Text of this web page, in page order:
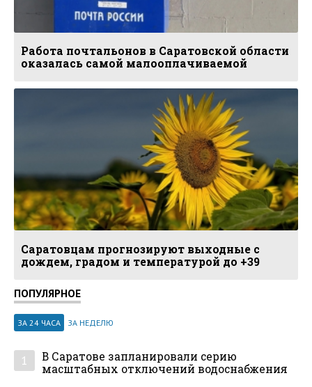
Работа почтальонов в Саратовской области
оказалась самой малооплачиваемой
Саратовцам прогнозируют выходные с
дождем, градом и температурой до +39
ПОПУЛЯРНОЕ
ЗА 24 ЧАСА ЗА НЕДЕЛЮ
1
В Саратове запланировали серию
масштабных отключений водоснабжения